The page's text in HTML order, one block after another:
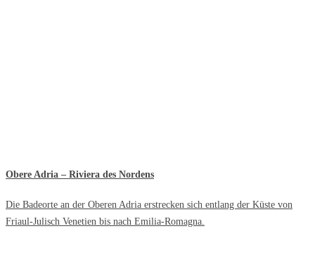
Obere Adria – Riviera des Nordens
Die Badeorte an der Oberen Adria erstrecken sich entlang der Küste von
Friaul-Julisch Venetien bis nach Emilia-Romagna.